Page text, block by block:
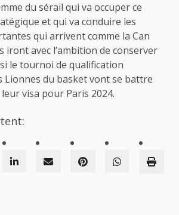
du sérail qui va occuper ce
et qui va conduire les
qui arrivent comme la Can
iront avec l’ambition de conserver
le tournoi de qualification
Lionnes du basket vont se battre
visa pour Paris 2024.